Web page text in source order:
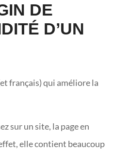
DE
D’UN
français) qui améliore la
sur un site, la page en
elle contient beaucoup